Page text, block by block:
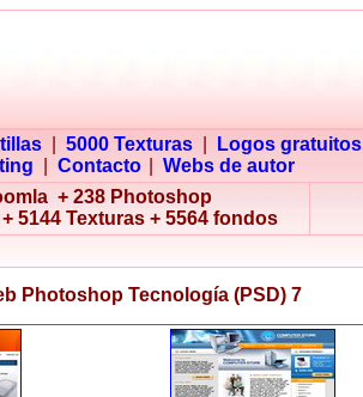
5000 Texturas Logos gratuitos
Contacto Webs de autor
+ 238 Photoshop
5144 Texturas + 5564 fondos
Photoshop Tecnología (PSD) 7